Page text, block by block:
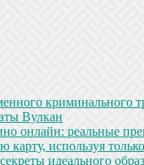
криминального
Вулкан
онлайн: реальные
используя
идеального